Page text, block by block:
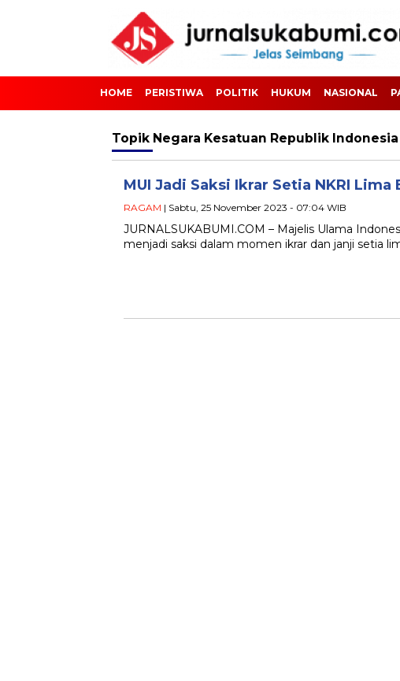
HOME PERISTIWA POLITIK HUKUM NASIONAL
Topik Negara Kesatuan Republik Indonesia
MUI Jadi Saksi Ikrar Setia NKRI
RAGAM | Sabtu, 25 November 2023 - 07:04 WIB
JURNALSUKABUMI.COM – Majelis Ulama
menjadi saksi dalam momen ikrar dan janji setia